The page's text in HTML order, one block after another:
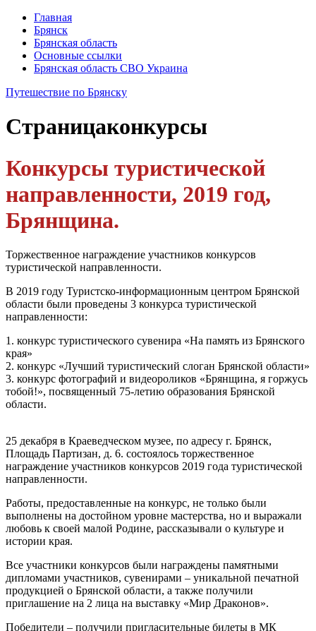
Главная
Брянск
Брянская область
Основные ссылки
Брянская область СВО Украина
Путешествие по Брянску
Страницаконкурсы
Конкурсы туристической
направленности, 2019 год,
Брянщина.
Торжественное награждение участников конкурсов
туристической направленности.
В 2019 году Туристско-информационным центром Брянской
области были проведены 3 конкурса туристической
направленности:
1. конкурс туристического сувенира «На память из Брянского
края»
2. конкурс «Лучший туристический слоган Брянской области»
3. конкурс фотографий и видеороликов «Брянщина, я горжусь
тобой!», посвященный 75-летию образования Брянской
области.
25 декабря в Краеведческом музее, по адресу г. Брянск,
Площадь Партизан, д. 6. состоялось торжественное
награждение участников конкурсов 2019 года туристической
направленности.
Работы, предоставленные на конкурс, не только были
выполнены на достойном уровне мастерства, но и выражали
любовь к своей малой Родине, рассказывали о культуре и
истории края.
Все участники конкурсов были награждены памятными
дипломами участников, сувенирами – уникальной печатной
продукцией о Брянской области, а также получили
приглашение на 2 лица на выставку «Мир Драконов».
Победители – получили пригласительные билеты в МК